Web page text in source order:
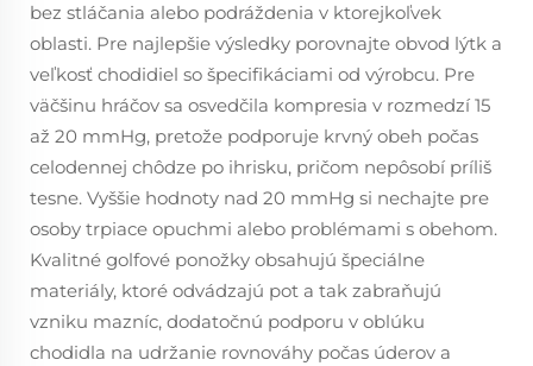
bez stláčania alebo podráždenia v ktorejkoľvek
oblasti. Pre najlepšie výsledky porovnajte obvod lýtk a
veľkosť chodidiel so špecifikáciami od výrobcu. Pre
väčšinu hráčov sa osvedčila kompresia v rozmedzí 15
až 20 mmHg, pretože podporuje krvný obeh počas
celodennej chôdze po ihrisku, pričom nepôsobí príliš
tesne. Vyššie hodnoty nad 20 mmHg si nechajte pre
osoby trpiace opuchmi alebo problémami s obehom.
Kvalitné golfové ponožky obsahujú špeciálne
materiály, ktoré odvádzajú pot a tak zabraňujú
vzniku mazníc, dodatočnú podporu v oblúku
chodidla na udržanie rovnováhy počas úderov a